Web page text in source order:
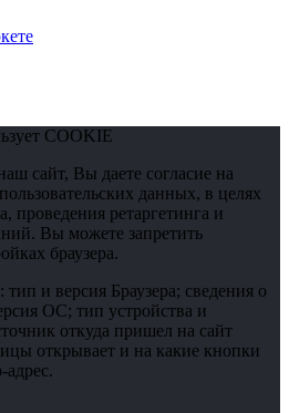
COOKIE
сайт, Вы даете согласие на
данных, в целях
проведения ретаргетинга и
Вы можете запретить
браузера.
и версия Браузера; сведения о
ОС; тип устройства и
откуда пришел на сайт
открывает и на какие кнопки
адрес.